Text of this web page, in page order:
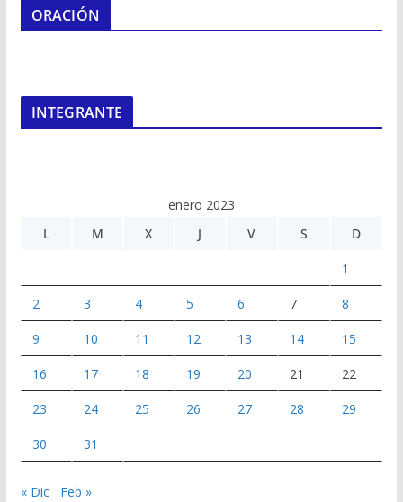
ORACIÓN
INTEGRANTE
enero 2023
L
M X J V S D
1
2 3 4 5 6 7 8
9 10 11 12 13 14 15
16 17 18 19 20 21 22
23 24 25 26 27 28 29
30 31
« Dic Feb »